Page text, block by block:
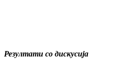
Резултати со дискусија